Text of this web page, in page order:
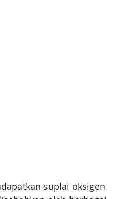
suplai oksigen